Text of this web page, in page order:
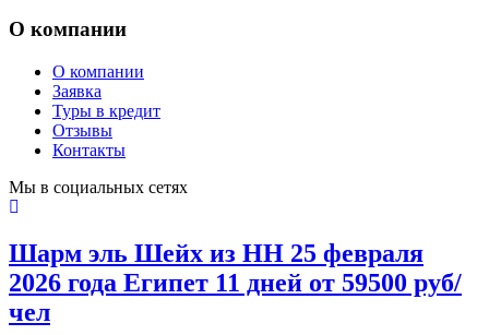
О компании
О компании
Заявка
Туры в кредит
Отзывы
Контакты
Мы в социальных сетях
Шарм эль Шейх из НН 25 февраля
2026 года Египет 11 дней от 59500 руб/
чел